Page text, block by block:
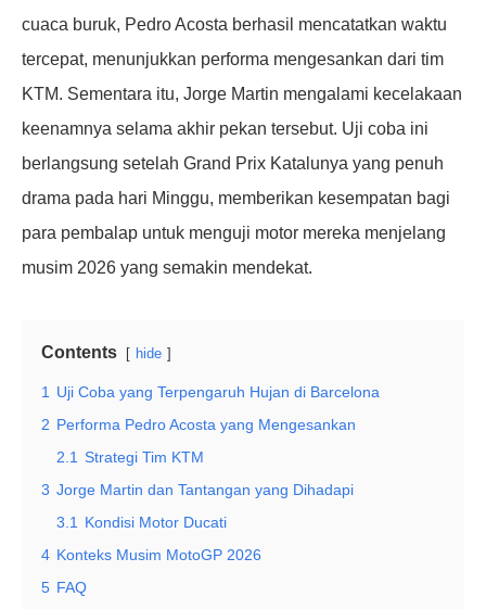
cuaca buruk, Pedro Acosta berhasil mencatatkan waktu
tercepat, menunjukkan performa mengesankan dari tim
KTM. Sementara itu, Jorge Martin mengalami kecelakaan
keenamnya selama akhir pekan tersebut. Uji coba ini
berlangsung setelah Grand Prix Katalunya yang penuh
drama pada hari Minggu, memberikan kesempatan bagi
para pembalap untuk menguji motor mereka menjelang
musim 2026 yang semakin mendekat.
Contents hide
1
Uji Coba yang Terpengaruh Hujan di Barcelona
2 Performa Pedro Acosta yang Mengesankan
2.1 Strategi Tim KTM
3 Jorge Martin dan Tantangan yang Dihadapi
3.1
Kondisi Motor Ducati
4 Konteks Musim MotoGP 2026
5 FAQ